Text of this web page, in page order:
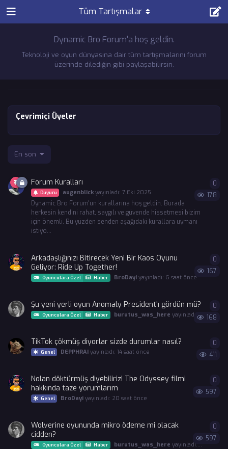
Dynamic Bro Forum'a hoş geldin.
Teknoloji ve oyun dünyasına dair tüm tartışmalarını forum
üzerinde dilediğin gibi paylaşabilirsin.
Tüm Tartışmalar
Çevrimiçi Üyeler
En son
Forum Kuralları
Duyuru augenblick yayınladı:7 Eki 2025
178
Dynamic Bro Forum'un kurallarına hoş geldin. Burada
herkesin kendini rahat, saygılı ve güvende hissetmesi bizim
için önemli. Bu yüzden senden aşağıdaki kurallara uymanı
istiyo...
0
Arkadaşlığınızı Bitirecek Yeni Bir Kaos Oyunu
Geliyor: Ride Up Together!
Oyunculara Özel Haber BroDayiyayınladı: 6 saat önce
167
0
Şu yeni yerli oyun Anomaly President'ı gördün mü?
Oyunculara Özel Haber burutus_was_here yayınladı: 6 saat
168
0
TikTok çökmüş diyorlar sizde durumlar nasıl?
Genel DEPPHRAI yayınladı: 14 saat önce 411
0
Nolan döktürmüş diyebiliriz! The Odyssey filmi
hakkında taze yorumlarım
Genel BroDayi yayınladı: 20 saat önce
597
0
Wolverine oyununda mikro ödeme mi olacak
cidden?
Oyunculara Özel Haber burutus_was_here yayınladı: 20 saat
597
0